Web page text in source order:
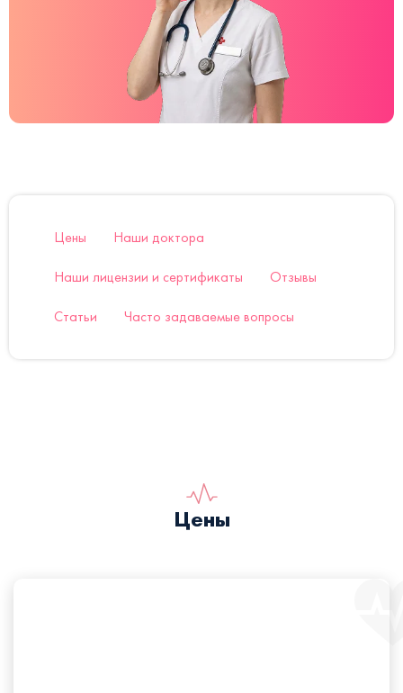
Цены Наши доктора
Наши лицензии и сертификаты Отзывы
Статьи Часто задаваемые вопросы
Цены